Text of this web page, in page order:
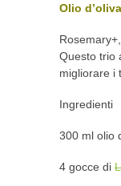
Olio
Questo trio
migliorare i
Ingredienti
300 ml olio
4 gocce di